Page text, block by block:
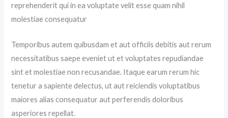
reprehenderit qui in ea voluptate velit esse quam nihil
molestiae consequatur
Temporibus autem quibusdam et aut officiis debitis aut rerum
necessitatibus saepe eveniet ut et voluptates repudiandae
sint et molestiae non recusandae. Itaque earum rerum hic
tenetur a sapiente delectus, ut aut reiciendis voluptatibus
maiores alias consequatur aut perferendis doloribus
asperiores repellat.